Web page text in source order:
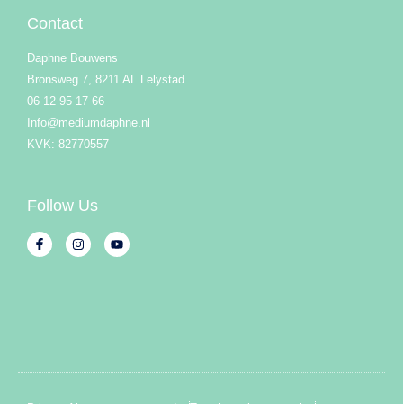
Contact
Daphne Bouwens
Bronsweg 7, 8211 AL Lelystad
06 12 95 17 66
Info@mediumdaphne.nl
KVK: 82770557
Follow Us